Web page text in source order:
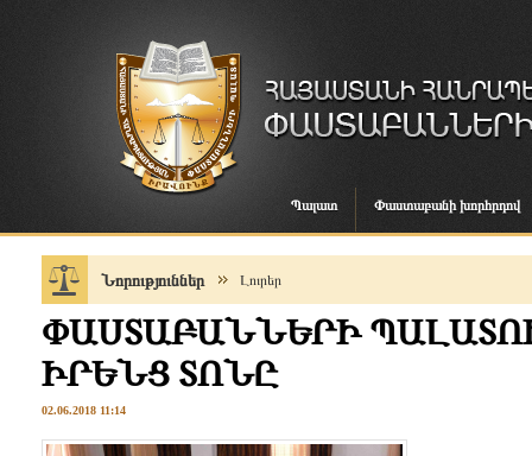
Պալատ Փաստաբանի խորհրդով
Նորություններ Լուրեր
ՓԱՍՏԱԲԱՆՆԵՐԻ
ԻՐԵՆՑ ՏՈՆԸ
02.06.2018 11:14